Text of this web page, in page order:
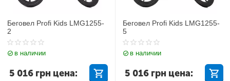
Беговел Profi Kids LMG1255-
2
в наличии
5 016 грн цена:
Беговел Profi Kids LMG1255-
5
в наличии
5 016 грн цена: